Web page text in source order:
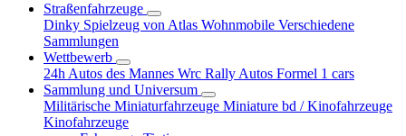
Straßenfahrzeuge
Dinky Spielzeug von Atlas Wohnmobile Verschiedene
Sammlungen
Wettbewerb
24h Autos des Mannes Wrc Rally Autos Formel 1 cars
Sammlung und Universum
Militärische Miniaturfahrzeuge Miniature bd / Kinofahrzeuge
Kinofahrzeuge